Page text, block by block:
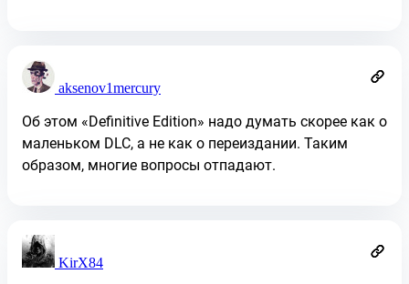
aksenov1mercury
Об этом «Definitive Edition» надо думать скорее как о
маленьком DLC, а не как о переиздании. Таким
образом, многие вопросы отпадают.
KirX84